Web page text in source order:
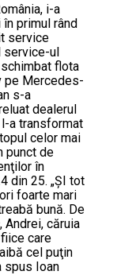
i-a
primul rând
service
service-ul
flota
pe Mercedes-
s-a
dealerul
a transformat
celor mai
punct de
în
din 25. „ŞI tot
foarte mari
bună. De
căruia
care
cel puţin
spus Ioan